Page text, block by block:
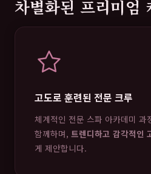
차별화된 프리미엄
고도로 훈련된 전문 크루
체계적인 전문 스파 아카데미 과
함께하며, 트렌디하고 감각적인
게 제안합니다.